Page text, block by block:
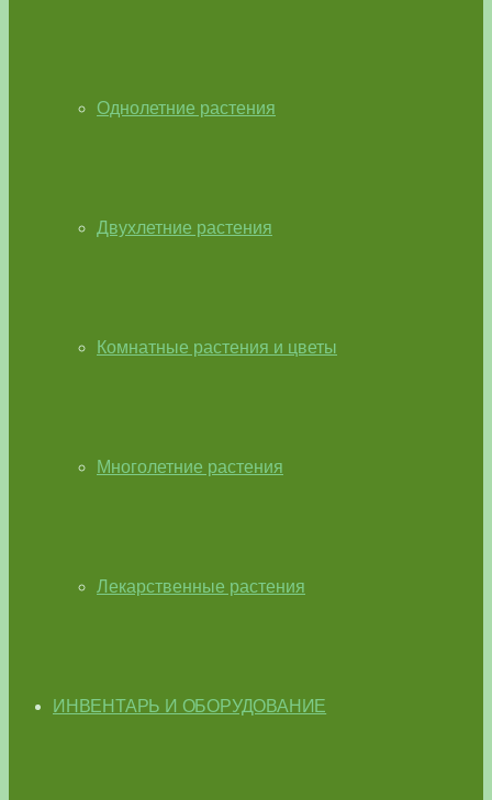
Однолетние растения
Двухлетние растения
Комнатные растения и цветы
Многолетние растения
Лекарственные растения
ИНВЕНТАРЬ И ОБОРУДОВАНИЕ